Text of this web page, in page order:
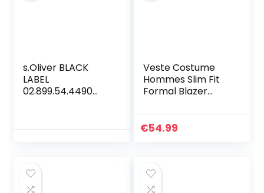
s.Oliver BLACK
LABEL
02.899.54.4490
Veste Costume
Hommes Slim Fit
Formal Blazer
€54.99